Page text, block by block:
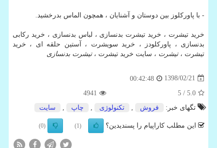
- با پاورکلوز بین دوستان و آشنایان ، همچون الماس بدرخشید.
خرید تیشرت ، خرید تیشرت بدنسازی ، لباس بدنسازی ، خرید رکابی
بدنسازی ، پاورکلودز ، خرید سویشرت ، آستین حلقه ای ، خرید
تیشرت ،تیشرت ، سایت خرید تیشرت ،تیشرت بدنسازی
1398/02/21
00:42:48
5.0
/ 5
4941
تگهای خبر:
فروش تكنولوژی چاپ سایت
این مطلب کاراپیام را پسندیدین؟ (1)
(0)